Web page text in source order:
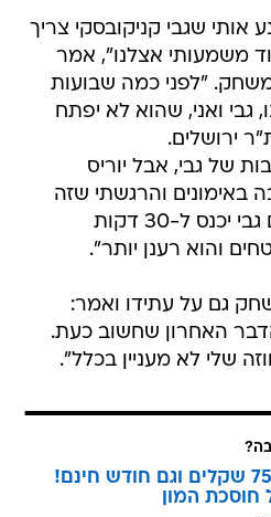
שגבי קניקובסקי צריך
משמעותי אצלנו", אמר
"לפני כמה שבועות
גבי ואני, שהוא לא יפתח
ירושלים.
של גבי, אבל יוריס
באימונים והרגשתי שזה
הכי נכון שבשני משחקים גבי יכנס ל-30 דקות
והוא רענן יותר".
גם על עתידו ואמר:
האחרון שחשוב כעת.
שלי לא מעניין בכלל".
3 מנויים ב-75 שקלים וגם חודש חינם!
חוסכת המון